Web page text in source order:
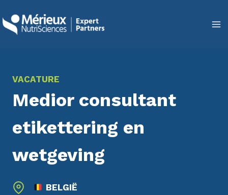
naar
inhoud
VACATURE
Medior consultant
etikettering en
wetgeving
BELGIË